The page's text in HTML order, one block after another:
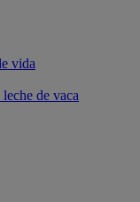
vida
de vaca